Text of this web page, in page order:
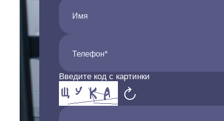
Имя
Телефон*
Введите код с картинки